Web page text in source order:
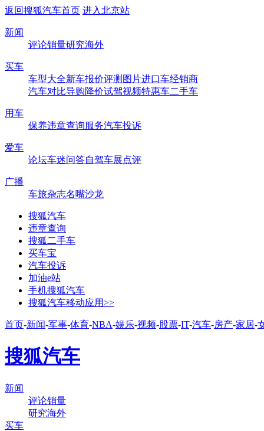
返回搜狐汽车首页 进入北京站
新闻
评论销量研究海外
买车
车型大全新车报价评测 图片进口车经销商
汽车对比导购降价试驾视频特惠车二手车
用车
保养违章查询服务汽车投诉
爱车
论坛车迷问答自驾车展点评
广播
车旅杂志名嘴沙龙
搜狐汽车
违章查询
搜狐二手车
买车宝
汽车投诉
加油e站
手机搜狐汽车
搜狐汽车移动应用>>
首页-新闻-军事-体育-NBA-娱乐-视频-股票-IT-汽车-房产-家居-
搜狐汽车
新闻
评论销量
研究海外
买车